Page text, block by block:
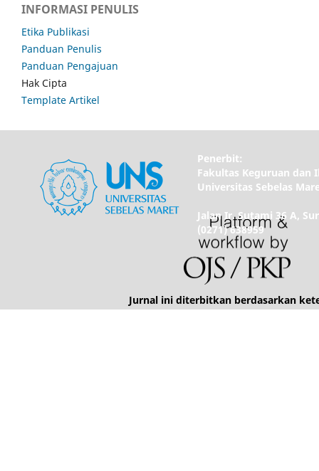
INFORMASI PENULIS
Etika Publikasi
Panduan Penulis
Panduan Pengajuan
Hak Cipta
Template Artikel
Penerbit:
Fakultas Keguruan dan
Universitas Sebelas
Jalan Ir. Sutami 36 A,
(0271) 638959
Jurnal ini diterbitkan berdasarkan